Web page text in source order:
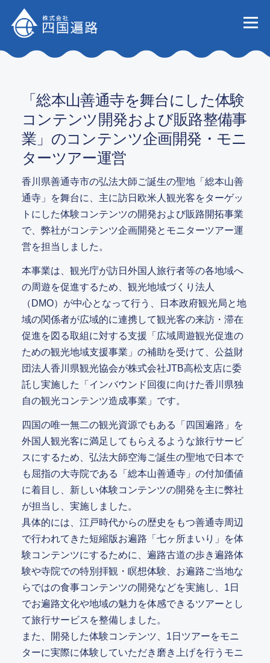
メニュー
会社
業務
「総本山善通寺を舞台にした体験
コンテンツ開発および販路整備事
業」のコンテンツ企画開発・モニ
ターツアー運営
香川県善通寺市の弘法大師ご誕生の聖地「総本山善
通寺」を舞台に、主に訪日欧米人観光客をターゲッ
トにした体験コンテンツの開発および販路開拓事業
で、弊社がコンテンツ企画開発とモニターツアー運
営を担当しました。
本事業は、観光庁が訪日外国人旅行者等の各地域へ
の周遊を促進するため、観光地域づくり法人
（DMO）が中心となって行う、日本政府観光局と地
域の関係者が広域的に連携して観光客の来訪・滞在
促進を図る取組に対する支援「広域周遊観光促進の
ための観光地域支援事業」の補助を受けて、公益財
団法人香川県観光協会が株式会社JTB高松支店に委
託し実施した「インバウンド回復に向けた香川県独
自の観光コンテンツ造成事業」です。
四国の唯一無二の観光資源でもある「四国遍路」を
外国人観光客に満足してもらえるような旅行サービ
スにするため、弘法大師空海ご誕生の聖地で日本で
も屈指の大寺院である「総本山善通寺」の付加価値
に着目し、新しい体験コンテンツの開発を主に弊社
が担当し、実施しました。
具体的には、江戸時代からの歴史をもつ善通寺周辺
で行われてきた短縮版お遍路「七ヶ所まいり」を体
験コンテンツにするために、遍路古道の歩き遍路体
験や寺院での特別拝観・瞑想体験、お遍路ご当地な
らではの食事コンテンツの開発などを実施し、1日
でお遍路文化や地域の魅力を体感できるツアーとし
て旅行サービスを整備しました。
また、開発した体験コンテンツ、1日ツアーをモニ
ターに実際に体験していただき磨き上げを行うモニ